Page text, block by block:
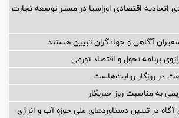
اتحادیه اقتصادی اوراسیا در مسیر توسعه تجارت
آگاهی و جهادگران تبیین هستند
برنامه تحول و اقتصاد تورمی
در روزگار روایت‌هاست
به مناسبت روز خبرنگار
آگاه در تبیین دستاوردهای ملی حوزه آب و انرژی